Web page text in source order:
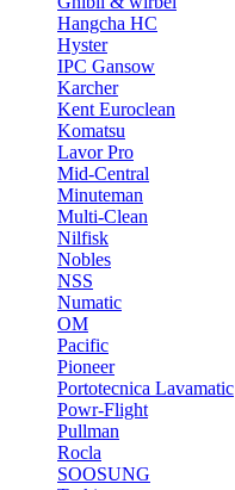
Hangcha HC
Hyster
IPC Gansow
Karcher
Kent Euroclean
Komatsu
Lavor Pro
Mid-Central
Minuteman
Multi-Clean
Nilfisk
Nobles
NSS
Numatic
OM
Pacific
Pioneer
Portotecnica Lavamatic
Powr-Flight
Pullman
Rocla
SOOSUNG